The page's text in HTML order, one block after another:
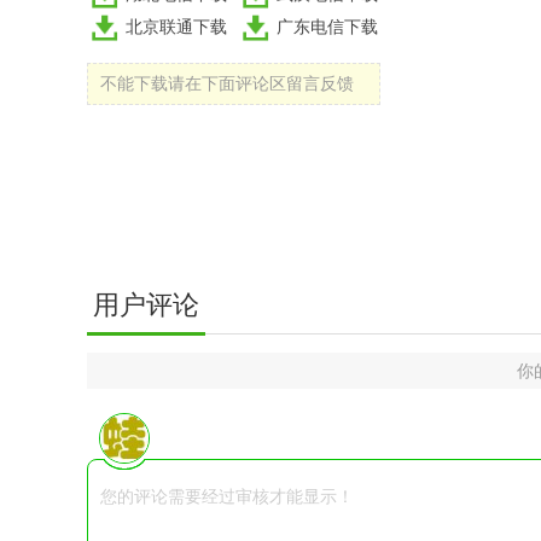
北京联通下载
广东电信下载
不能下载请在下面评论区留言反馈
用户评论
你